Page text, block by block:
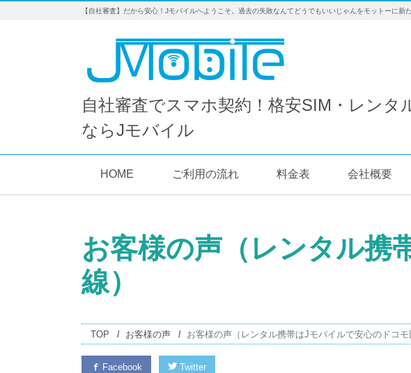
【自社審査】だから安心！Jモバイルへようこそ。過去の失敗なんてどうでもいいじゃんをモットーに新
自社審査でスマホ契約！格安SIM・レンタ
ならJモバイル
HOME ご利用の流れ 料金表 会社概要
お客様の声（レンタル携
線）
TOP お客様の声 お客様の声（レンタル携帯はJモバイルで安心のドコモ
Facebook Twitter